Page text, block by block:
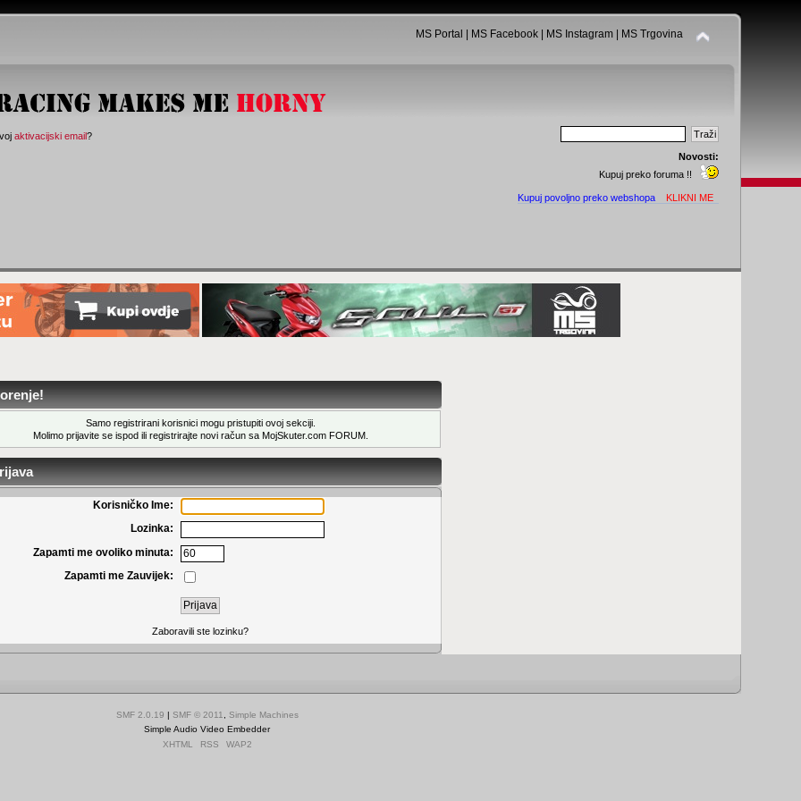
MS Portal MS Facebook| MS Instagram| MS Trgovina
aktivacijski email?
Novosti:
Kupuj preko foruma !!
Kupuj povoljno preko webshopa KLIKNI ME
Samo registrirani korisnici mogu pristupiti ovoj sekciji.
Molimo prijavite se ispod ili registrirajte novi računsa MojSkuter.com FORUM.
Korisničko Ime:
Lozinka:
Zapamti me ovoliko minuta:
Zapamti me Zauvijek:
Zaboravili ste lozinku?
SMF 2.0.19 | SMF © 2011
Simple Machines
Simple Audio Video Embedder
XHTML
RSS WAP2